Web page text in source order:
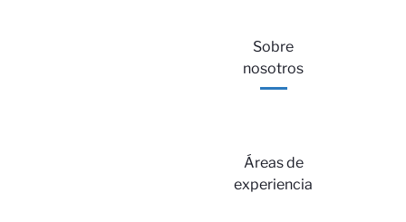
Sobre
nosotros
Áreas de
experiencia